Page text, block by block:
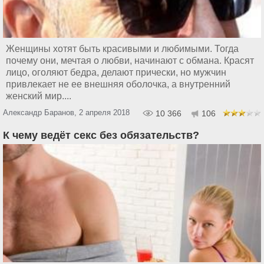
Женщины хотят быть красивыми и любимыми. Тогда
почему они, мечтая о любви, начинают с обмана. Красят
лицо, оголяют бедра, делают прически, но мужчин
привлекает не ее внешняя оболочка, а внутренний
женский мир....
Александр Баранов, 2 апреля 2018 10 366 106
К чему ведёт секс без обязательств?